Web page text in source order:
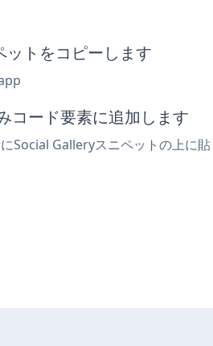
トをコピーします
ード要素に追加します
Galleryスニペットの上に